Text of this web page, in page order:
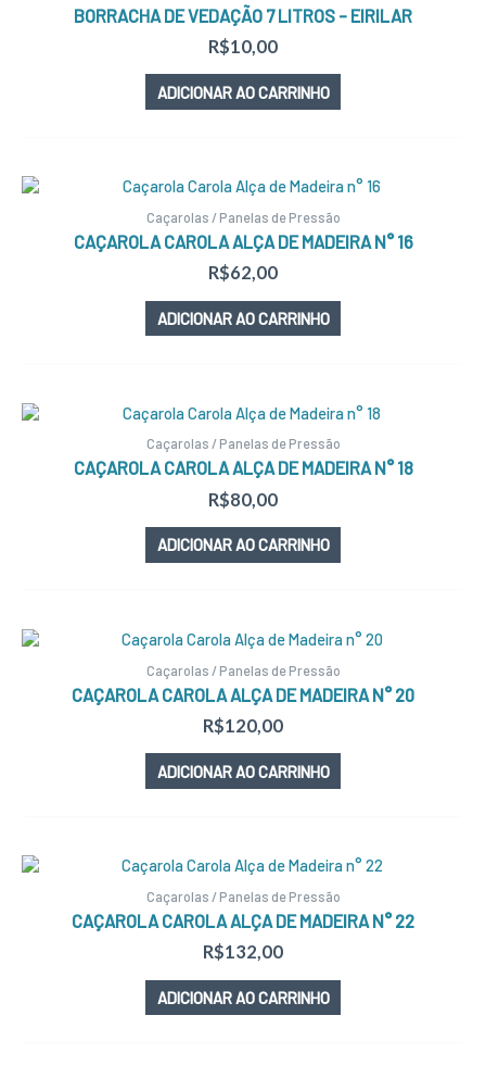
BORRACHA DE VEDAÇÃO 7 LITROS – EIRILAR
R$10,00
ADICIONAR AO CARRINHO
Caçarolas / Panelas de Pressão
CAÇAROLA CAROLA ALÇA DE MADEIRA N° 16
R$62,00
ADICIONAR AO CARRINHO
Caçarolas / Panelas de Pressão
CAÇAROLA CAROLA ALÇA DE MADEIRA N° 18
R$80,00
ADICIONAR AO CARRINHO
Caçarolas / Panelas de Pressão
CAÇAROLA CAROLA ALÇA DE MADEIRA N° 20
R$120,00
ADICIONAR AO CARRINHO
Caçarolas / Panelas de Pressão
CAÇAROLA CAROLA ALÇA DE MADEIRA N° 22
R$132,00
ADICIONAR AO CARRINHO